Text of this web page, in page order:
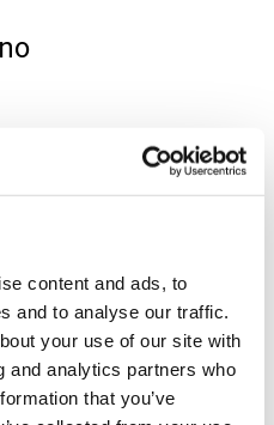
content and ads, to
and to analyse our traffic.
your use of our site with
and analytics partners who
that you’ve
per il trasporto
di servizi per il
dall’Italia alla
da e per gli altri paesi UE
sempre i servizi più
destinazione, per
alti. Insieme al